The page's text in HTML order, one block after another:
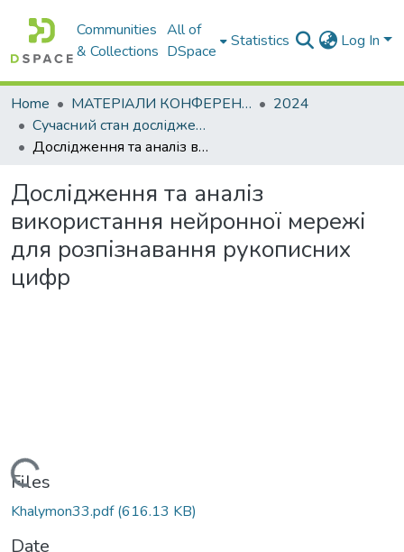
Communities
& Collections
All of
DSpace
Statistics Log In
Home МАТЕРІАЛИ КОНФЕРЕНЦІЙ
2024
Сучасний стан досліджень в сфері ІТ
Дослідження та аналіз використання нейронної мережі для розпізнавання рукописних цифр
Дослідження та аналіз
використання нейронної мережі
для розпізнавання рукописних
цифр
Loading...
Files
Khalymon33.pdf(616.13 KB)
Date